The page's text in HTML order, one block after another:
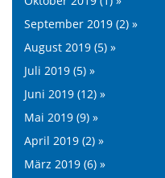
September 2019 (2) »
August 2019 (5) »
Juli 2019 (5) »
Juni 2019 (12) »
Mai 2019 (9) »
April 2019 (2) »
März 2019 (6) »